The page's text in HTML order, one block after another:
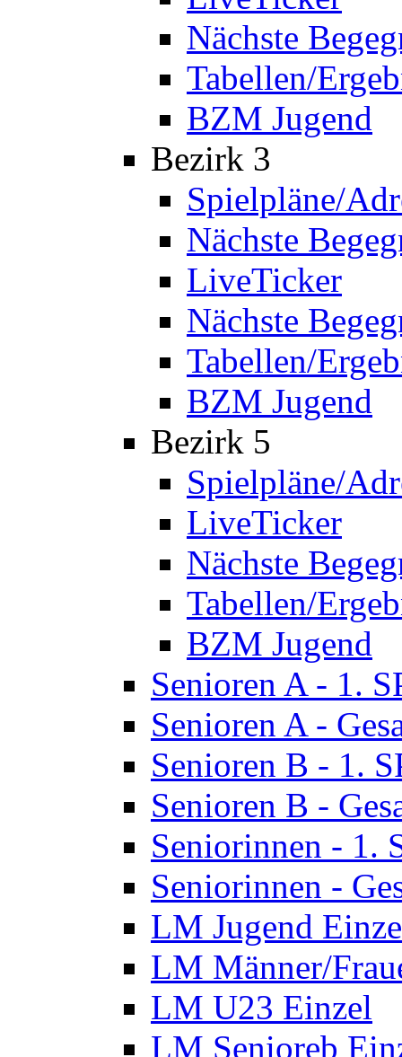
Nächste
Tabellen/
BZM Jugend
Bezirk 3
Spielpläne/
Nächste
LiveTicker
Nächste
Tabellen/
BZM Jugend
Bezirk 5
Spielpläne/
LiveTicker
Nächste
Tabellen/
BZM Jugend
Senioren A - 1.
Senioren A -
Senioren B - 1.
Senioren B -
Seniorinnen - 1.
Seniorinnen -
LM Jugend
LM Männer/
LM U23 Einzel
LM Senioreb